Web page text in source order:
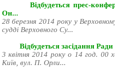
Відбудеться прес-
Он...
28 березня 2014 року у
судді Верховного Су...
Відбудеться засідання
3 квітня 2014 року о 14 год. 00
Київ, вул. П. Орли...